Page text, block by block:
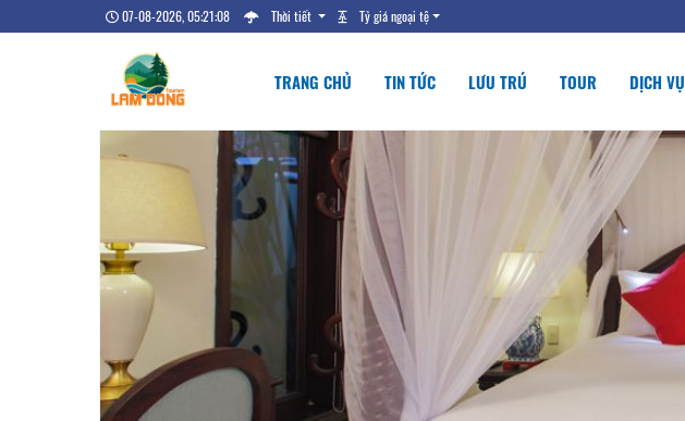
07-08-2026, 05:21:09 Thời tiết Tỷ giá ngoại tệ
TRANG CHỦ TIN TỨC LƯU TRÚ TOUR DỊCH VỤ